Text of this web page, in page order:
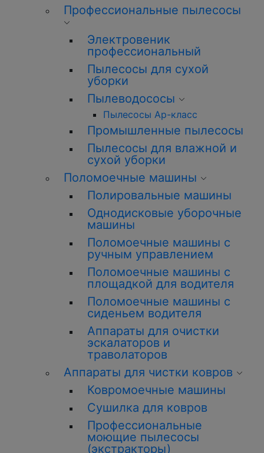
Профессиональные пылесосы
Электровеник
профессиональный
Пылесосы для сухой
уборки
Пылеводососы
Пылесосы Ар-класс
Промышленные пылесосы
Пылесосы для влажной и
сухой уборки
Поломоечные машины
Полировальные машины
Однодисковые уборочные
машины
Поломоечные машины с
ручным управлением
Поломоечные машины с
площадкой для водителя
Поломоечные машины с
сиденьем водителя
Аппараты для очистки
эскалаторов и
траволаторов
Аппараты для чистки ковров
Ковромоечные машины
Сушилка для ковров
Профессиональные
моющие пылесосы
(экстракторы)